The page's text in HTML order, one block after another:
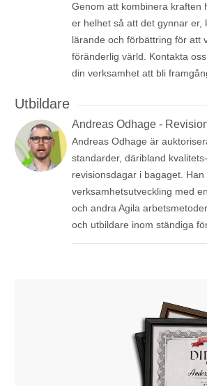
Genom att kombinera kraften
er helhet så att det gynnar er,
lärande och förbättring för att
föränderlig värld. Kontakta
din verksamhet att bli
Utbildare
Andreas Odhage -
Andreas Odhage är
standarder, däribland
revisionsdagar i bagaget.
verksamhetsutveckling med
och andra Agila
och utbildare inom ständiga